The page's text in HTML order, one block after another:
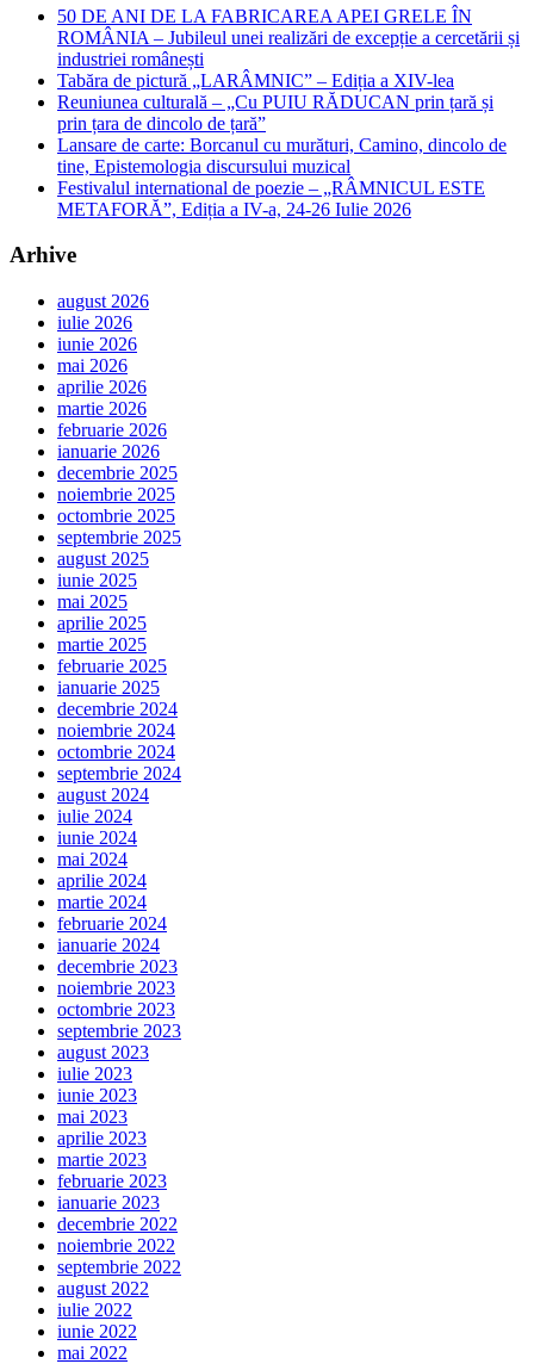
50 DE ANI DE LA FABRICAREA APEI GRELE ÎN
ROMÂNIA – Jubileul unei realizări de excepție a cercetării și
industriei românești
Tabăra de pictură „LARÂMNIC” – Ediția a XIV-lea
Reuniunea culturală – „Cu PUIU RĂDUCAN prin țară și
prin țara de dincolo de țară”
Lansare de carte: Borcanul cu murături, Camino, dincolo de
tine, Epistemologia discursului muzical
Festivalul international de poezie – „RÂMNICUL ESTE
METAFORĂ”, Ediția a IV-a, 24-26 Iulie 2026
Arhive
august 2026
iulie 2026
iunie 2026
mai 2026
aprilie 2026
martie 2026
februarie 2026
ianuarie 2026
decembrie 2025
noiembrie 2025
octombrie 2025
septembrie 2025
august 2025
iunie 2025
mai 2025
aprilie 2025
martie 2025
februarie 2025
ianuarie 2025
decembrie 2024
noiembrie 2024
octombrie 2024
septembrie 2024
august 2024
iulie 2024
iunie 2024
mai 2024
aprilie 2024
martie 2024
februarie 2024
ianuarie 2024
decembrie 2023
noiembrie 2023
octombrie 2023
septembrie 2023
august 2023
iulie 2023
iunie 2023
mai 2023
aprilie 2023
martie 2023
februarie 2023
ianuarie 2023
decembrie 2022
noiembrie 2022
septembrie 2022
august 2022
iulie 2022
iunie 2022
mai 2022